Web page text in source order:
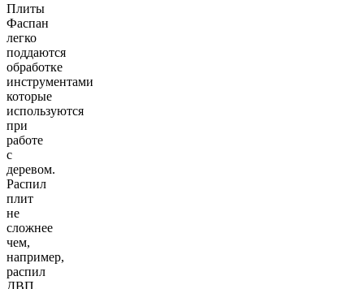
Плиты
Фаспан
легко
поддаются
обработке
инструментами
которые
используются
при
работе
с
деревом.
Распил
плит
не
сложнее
чем,
например,
распил
ДВП.